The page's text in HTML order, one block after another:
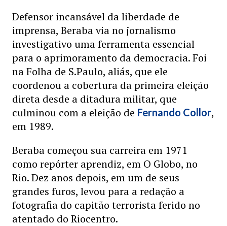
Defensor incansável da liberdade de
imprensa, Beraba via no jornalismo
investigativo uma ferramenta essencial
para o aprimoramento da democracia. Foi
na Folha de S.Paulo, aliás, que ele
coordenou a cobertura da primeira eleição
direta desde a ditadura militar, que
culminou com a eleição de Fernando Collor,
em 1989.
Beraba começou sua carreira em 1971
como repórter aprendiz, em O Globo, no
Rio. Dez anos depois, em um de seus
grandes furos, levou para a redação a
fotografia do capitão terrorista ferido no
atentado do Riocentro.